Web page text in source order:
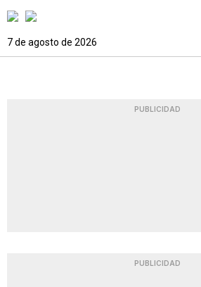
7 de agosto de 2026
PUBLICIDAD
PUBLICIDAD